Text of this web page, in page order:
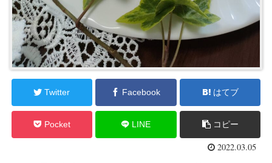
Twitter Facebook はてブ
Pocket LINE コピー
2022.03.05